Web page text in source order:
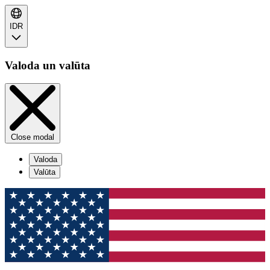
IDR
Valoda un valūta
Close modal
Valoda
Valūta